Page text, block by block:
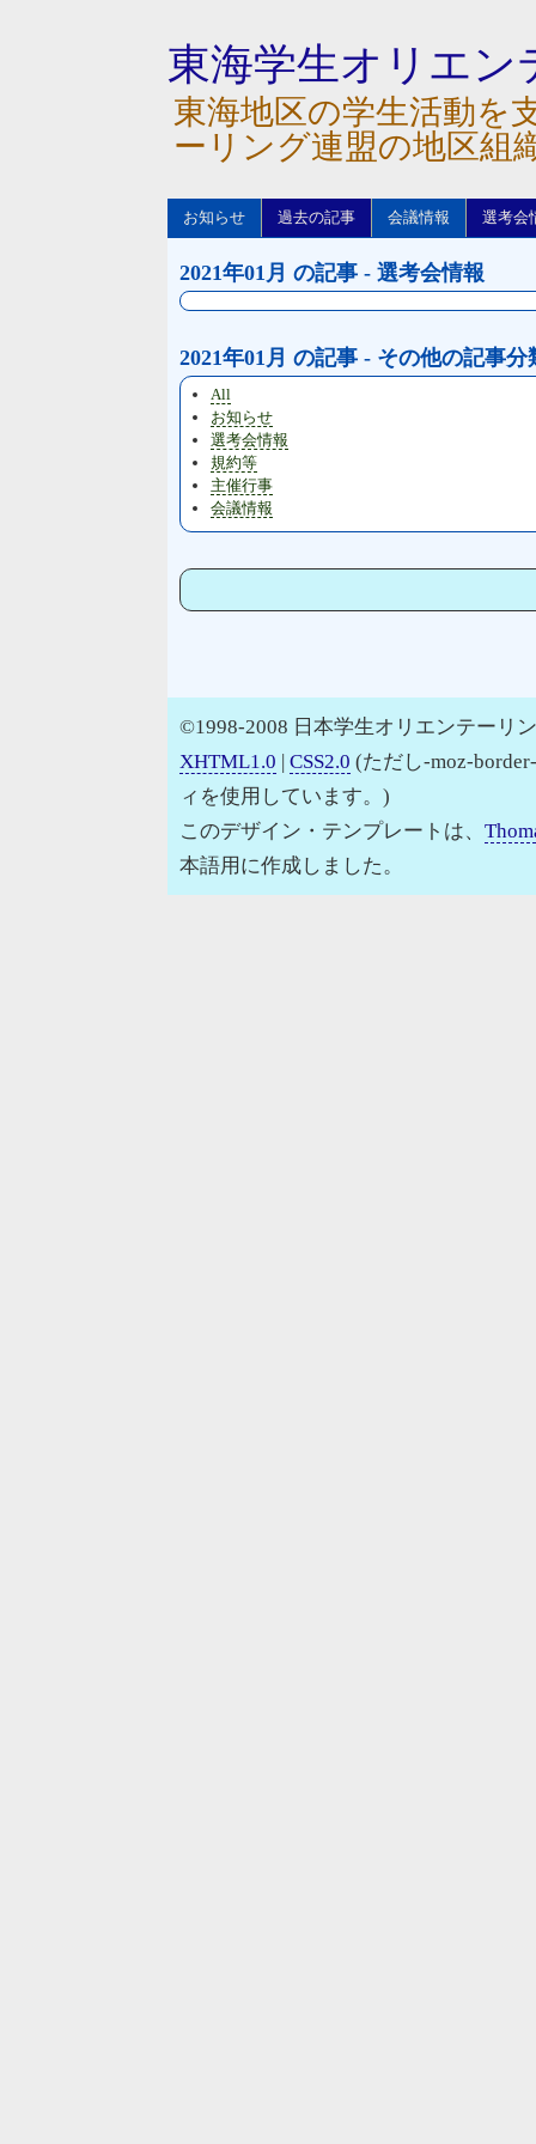
東海学生オリエン
東海地区の学生活動を
ーリング連盟の地区組
お知らせ 過去の記事 会議情報 選考会
2021年01月 の記事 - 選考会情報
2021年01月 の記事 - その他の記事分
All
お知らせ
選考会情報
規約等
主催行事
会議情報
©1998-2008 日本学生オリエンテーリ
XHTML1.0 | CSS2.0 (ただし-moz-
ィを使用しています。)
このデザイン・テンプレートは、
本語用に作成しました。